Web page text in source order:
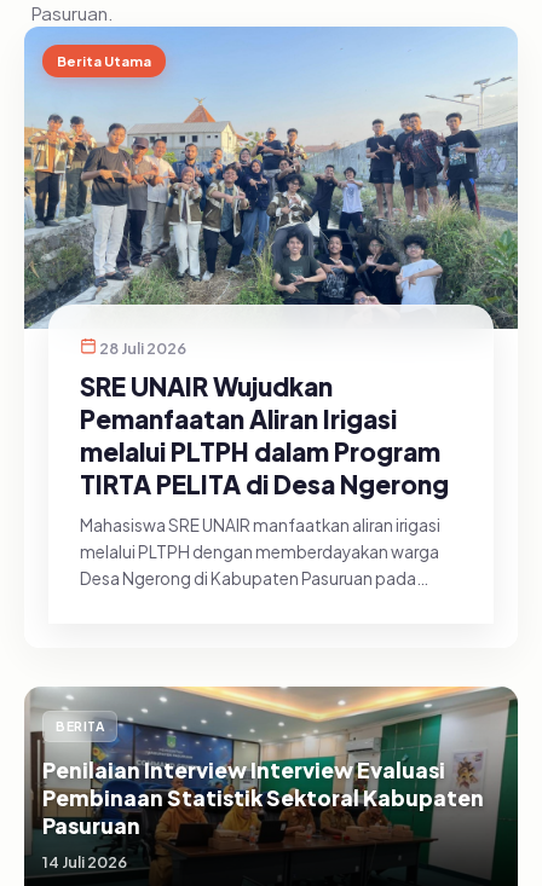
Pasuruan.
Berita Utama
28 Juli 2026
SRE UNAIR Wujudkan
Pemanfaatan Aliran Irigasi
melalui PLTPH dalam Program
TIRTA PELITA di Desa Ngerong
Mahasiswa SRE UNAIR manfaatkan aliran irigasi
melalui PLTPH dengan memberdayakan warga
Desa Ngerong di Kabupaten Pasuruan pada
BERITA
Penilaian Interview Interview Evaluasi
Pembinaan Statistik Sektoral Kabupaten
Pasuruan
14 Juli 2026